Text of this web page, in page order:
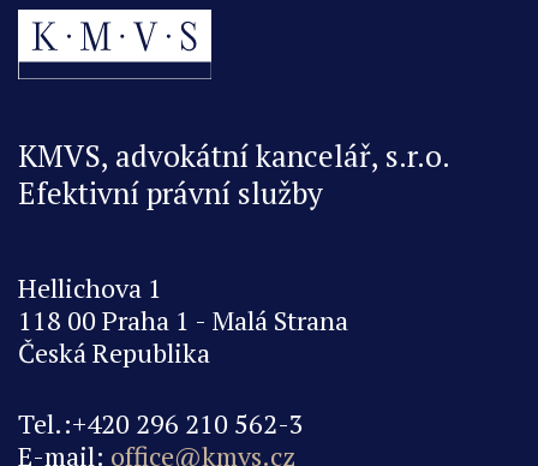
KMVS, advokátní kancelář, s.r.o.
Efektivní právní služby
Hellichova 1
118 00 Praha 1 - Malá Strana
Česká Republika
Tel.:+420 296 210 562-3
E-mail: office@kmvs.cz